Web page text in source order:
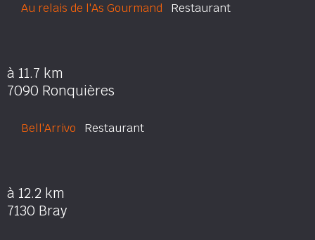
Au relais de l'As Gourmand Restaurant
à 11.7 km
7090 Ronquières
Bell'Arrivo Restaurant
à 12.2 km
7130 Bray